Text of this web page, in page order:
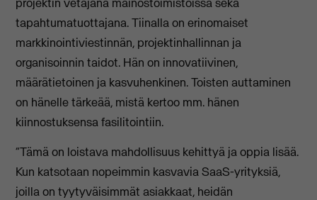
tapahtumatuottajana. Tiinalla on erinomaiset
markkinointiviestinnän, projektinhallinnan ja
organisoinnin taidot. Hän on innovatiivinen,
määrätietoinen ja kasvuhenkinen. Toisten auttaminen
on hänelle tärkeää, mistä kertoo mm. hänen
kiinnostuksensa fasilitointiin.
“Tämä on loistava mahdollisuus kehittyä ja oppia lisää.
Kun katsotaan nopeimmin kasvavia SaaS-yrityksiä,
joilla on tyytyväisimmät asiakkaat, heidän